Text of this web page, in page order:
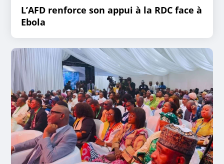
L’AFD renforce son appui à la RDC face à
Ebola